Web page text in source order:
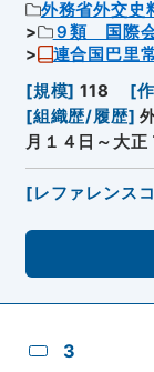
外務省外交史
９類 国際
連合国巴里
[規模] 118 [
[組織歴/履歴]
月１４日～大正
[レファレンス
3